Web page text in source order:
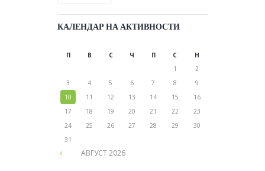
КАЛЕНДАР НА АКТИВНОСТИ
П В С Ч П С Н
АВГУСТ2026
1
2
3
4 5 6 7 8
9
10
11 12 13 14 15
16
17
18 19 20 21 22
23
24
25 26 27 28 29
30
31